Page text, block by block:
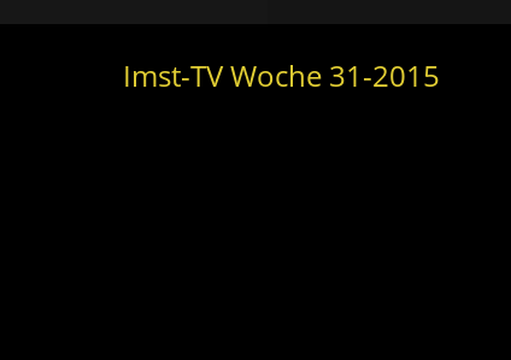
Imst-TV Woche 31-2015